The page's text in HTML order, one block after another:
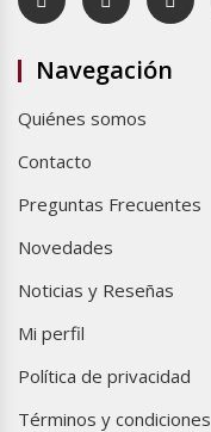
Navegación
Quiénes somos
Contacto
Preguntas Frecuentes
Novedades
Noticias y Reseñas
Mi perfil
Política de privacidad
Términos y condiciones